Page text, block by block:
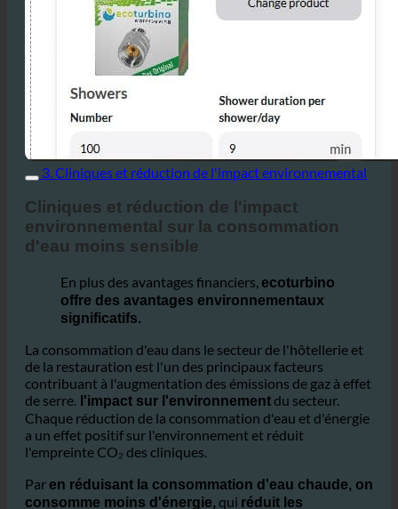
3. Cliniques et réduction de l'impact environnemental
Cliniques et réduction de l'impact
environnemental sur la consommation
d'eau moins sensible
En plus des avantages financiers,ecoturbino
offre des avantages environnementaux
La consommation d'eau dans le secteur de l'hôtellerie et
de la restauration est l'un des principaux facteurs
de serre.l'impact sur l'environnementdu secteur.
Chaque réduction de la consommation d'eau et d'énergie
a un effet positif sur l'environnement et réduit
l'empreinte CO₂ des cliniques.
Paren réduisant la consommation d'eau chaude, on
consomme moins d'énergie,
réduisant les eaux usées, une quantité moindre d'entre
elles entre dans le réseau d'égouts, ce qui soulage les